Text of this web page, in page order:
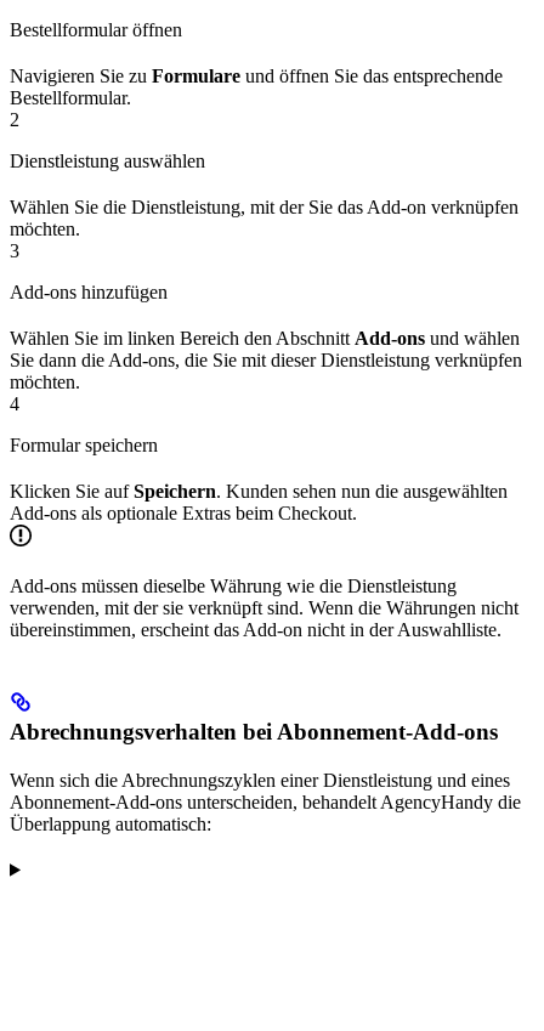
Bestellformular öffnen
Navigieren Sie zu Formulare und öffnen Sie das entsprechende
Bestellformular.
2
Dienstleistung auswählen
Wählen Sie die Dienstleistung, mit der Sie das Add-on verknüpfen
möchten.
3
Add-ons hinzufügen
Wählen Sie im linken Bereich den Abschnitt Add-ons und wählen
Sie dann die Add-ons, die Sie mit dieser Dienstleistung verknüpfen
möchten.
4
Formular speichern
Klicken Sie aufSpeichern. Kunden sehen nun die ausgewählten
Add-ons als optionale Extras beim Checkout.
Add-ons müssen dieselbe Währung wie die Dienstleistung
verwenden, mit der sie verknüpft sind. Wenn die Währungen nicht
übereinstimmen, erscheint das Add-on nicht in der Auswahlliste.
Abrechnungsverhalten bei Abonnement-Add-ons
Wenn sich die Abrechnungszyklen einer Dienstleistung und eines
Abonnement-Add-ons unterscheiden, behandelt AgencyHandy die
Überlappung automatisch: